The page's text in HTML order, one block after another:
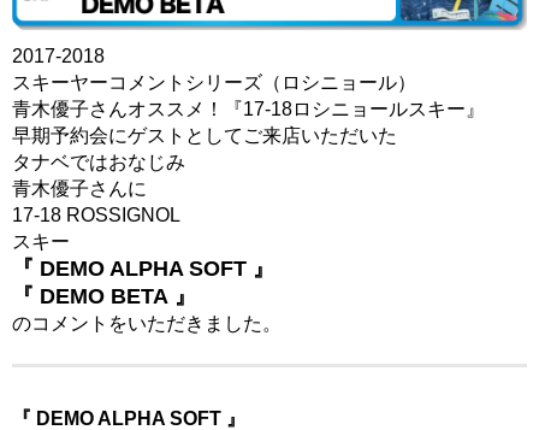
2017-2018
スキーヤーコメントシリーズ（ロシニョール）
青木優子さんオススメ！『17-18ロシニョールスキー』
早期予約会にゲストとしてご来店いただいた
タナベではおなじみ
青木優子さんに
17-18 ROSSIGNOL
スキー
『 DEMO ALPHA SOFT 』
『 DEMO BETA 』
のコメントをいただきました。
『 DEMO ALPHA SOFT 』